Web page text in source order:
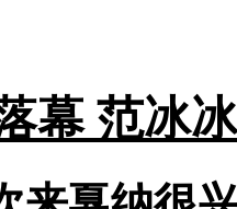
幕 范冰